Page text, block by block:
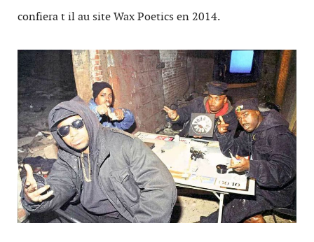
confiera t il au site Wax Poetics en 2014.